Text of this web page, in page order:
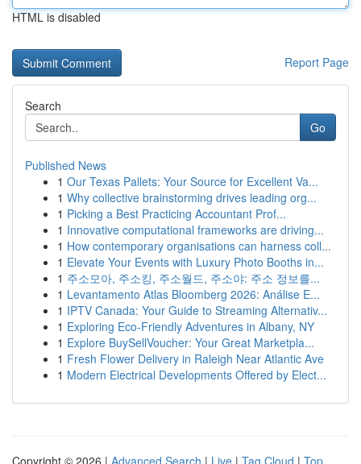
HTML is disabled
Report Page
Search
Go
Published News
1 Our Texas Pallets: Your Source for Excellent Va...
1 Why collective brainstorming drives leading org...
1 Picking a Best Practicing Accountant Prof...
1 Innovative computational frameworks are driving...
1 How contemporary organisations can harness coll...
1 Elevate Your Events with Luxury Photo Booths in...
1 주소모아, 주소킹, 주소월드, 주소야: 주소 정보를...
1 Levantamento Atlas Bloomberg 2026: Análise E...
1 IPTV Canada: Your Guide to Streaming Alternativ...
1 Exploring Eco-Friendly Adventures in Albany, NY
1 Explore BuySellVoucher: Your Great Marketpla...
1 Fresh Flower Delivery in Raleigh Near Atlantic Ave
1 Modern Electrical Developments Offered by Elect...
Copyright © 2026 | Advanced Search | Live | Tag Cloud | Top